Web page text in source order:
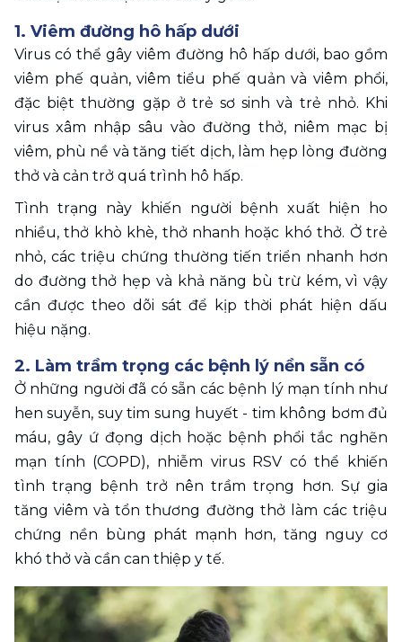
1. Viêm đường hô hấp dưới
Virus có thể gây viêm đường hô hấp dưới, bao gồm
viêm phế quản, viêm tiểu phế quản và viêm phổi,
đặc biệt thường gặp ở trẻ sơ sinh và trẻ nhỏ. Khi
virus xâm nhập sâu vào đường thở, niêm mạc bị
viêm, phù nề và tăng tiết dịch, làm hẹp lòng đường
thở và cản trở quá trình hô hấp.
Tình trạng này khiến người bệnh xuất hiện ho
nhiều, thở khò khè, thở nhanh hoặc khó thở. Ở trẻ
nhỏ, các triệu chứng thường tiến triển nhanh hơn
do đường thở hẹp và khả năng bù trừ kém, vì vậy
cần được theo dõi sát để kịp thời phát hiện dấu
hiệu nặng.
2. Làm trầm trọng các bệnh lý nền sẵn có
Ở những người đã có sẵn các bệnh lý mạn tính như
hen suyễn, suy tim sung huyết - tim không bơm đủ
máu, gây ứ đọng dịch hoặc bệnh phổi tắc nghẽn
mạn tính (COPD), nhiễm virus RSV có thể khiến
tình trạng bệnh trở nên trầm trọng hơn. Sự gia
tăng viêm và tổn thương đường thở làm các triệu
chứng nền bùng phát mạnh hơn, tăng nguy cơ
khó thở và cần can thiệp y tế.